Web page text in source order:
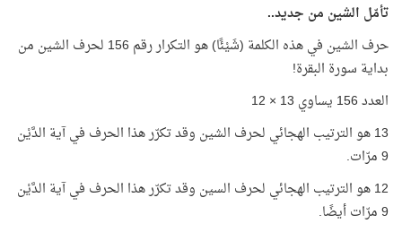
تأمّل الشين من جديد..
حرف الشين في هذه الكلمة (شَيْئًا) هو التكرار رقم 156 لحرف الشين من
بداية سورة البقرة!
العدد 156 يساوي 13 × 12
13 هو الترتيب الهجائي لحرف الشين وقد تكرّر هذا الحرف في آية الدَّيْن
9 مرّات.
12 هو الترتيب الهجائي لحرف السين وقد تكرّر هذا الحرف في آية الدَّيْن
9 مرّات أيضًا.